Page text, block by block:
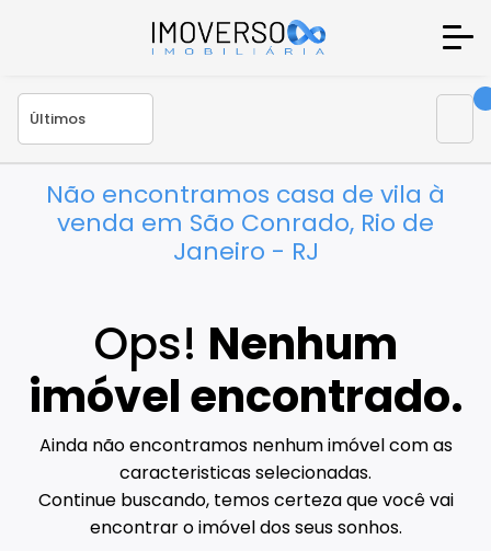
Não encontramos casa de vila à
venda em São Conrado, Rio de
Janeiro - RJ
Ops! Nenhum
imóvel encontrado.
Ainda não encontramos nenhum imóvel com as
caracteristicas selecionadas.
Continue buscando, temos certeza que você vai
encontrar o imóvel dos seus sonhos.